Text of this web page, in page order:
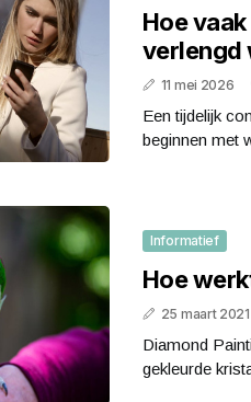
Hoe
verlengd
11 mei 2026
Een tijdelijk
beginnen met
Informatief
Hoe
25 maart 2021
Diamond
gekleurde